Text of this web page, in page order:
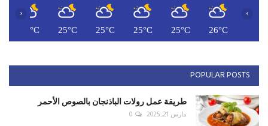
26°C
25°C
25°C
25°C
25°C
24°C
‹ ›
POPULAR POSTS
طريقة عمل رولات الباذنجان بالصوص الأحمر
مارس 21, 2025 0